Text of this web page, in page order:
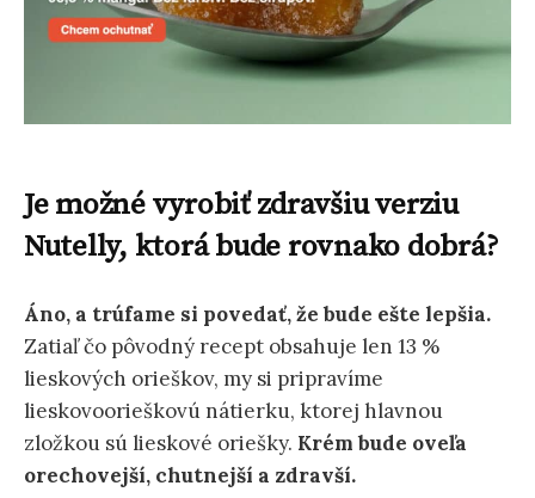
Je možné vyrobiť zdravšiu verziu
Nutelly, ktorá bude rovnako dobrá?
Áno, a trúfame si povedať, že bude ešte lepšia.
Zatiaľ čo pôvodný recept obsahuje len 13 %
lieskových orieškov, my si pripravíme
lieskovoorieškovú nátierku, ktorej hlavnou
zložkou sú lieskové oriešky. Krém bude oveľa
orechovejší, chutnejší a zdravší.